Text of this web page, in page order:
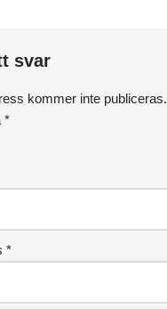
svar
kommer inte publiceras.
*
*